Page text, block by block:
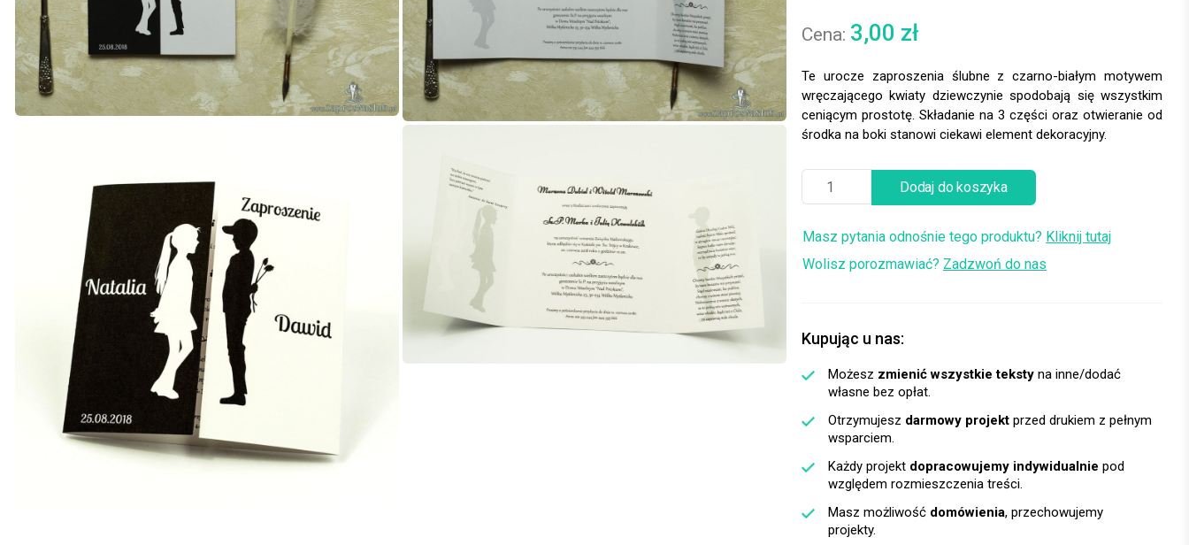
3,00 zł
Te urocze zaproszenia ślubne z czarno-białym motywem
wręczającego kwiaty dziewczynie spodobają się wszystkim
ceniącym prostotę. Składanie na 3 części oraz otwieranie od
środka na boki stanowi ciekawi element dekoracyjny.
Dodaj do koszyka
Masz pytania odnośnie tego produktu? Kliknij tutaj
Wolisz porozmawiać? Zadzwoń do nas
Kupując u nas:
Możesz zmienić wszystkie teksty na inne/dodać
własne bez opłat.
Otrzymujesz darmowy projekt przed drukiem z pełnym
wsparciem.
Każdy projekt dopracowujemy indywidualnie pod
względem rozmieszczenia treści.
Masz możliwość domówienia, przechowujemy
projekty.